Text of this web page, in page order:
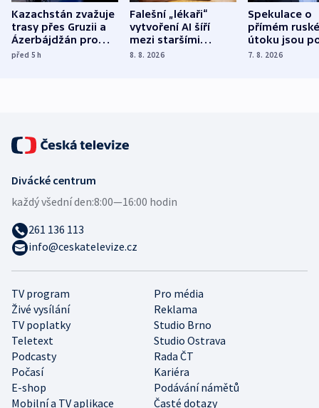
Kazachstán zvažuje
trasy přes Gruzii a
Ázerbájdžán pro
vývoz ropy do
před 5h
Falešní „lékaři“
vytvoření AI šíří
mezi staršími
Poláky nebezpečné
8. 8. 2026
Spekulace o
přímém
útoku jsou
míní
7. 8. 2026
TV program
Pro média
Živé vysílání
Reklama
TV poplatky
Studio Brno
Teletext
Studio Ostrava
Podcasty
Rada ČT
Počasí
Kariéra
E-shop
Podávání námětů
Mobilní a TV aplikace
Časté dotazy
Divácké centrum
každý všední den:8:00—16:00 hodin
261 136 113
info@ceskatelevize.cz